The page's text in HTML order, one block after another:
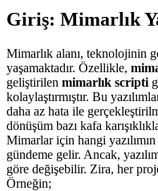
Giriş: Mimarlık
Mimarlık alanı, teknolojinin
yaşamaktadır. Özellikle,
geliştirilen mimarlık scripti
kolaylaştırmıştır. Bu
daha az hata ile
dönüşüm bazı kafa
Mimarlar için hangi
gündeme gelir. Ancak,
göre değişebilir. Zira, her
Örneğin;